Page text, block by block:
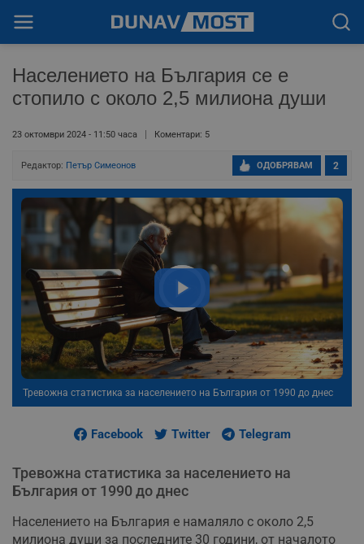
Населението на България се е
стопило с около 2,5 милиона души
23 октомври 2024 - 11:50 часа Коментари: 5
Редактор: Петър Симеонов 2
ОДОБРЯВАМ
Тревожна статистика за населението на България от 1990 до днес
Facebook Twitter Telegram
Тревожна статистика за населението на
България от 1990 до днес
Населението на България е намаляло с около 2,5
милиона души за последните 30 години, от началото